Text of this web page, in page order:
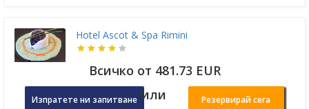
Hotel Ascot & Spa Rimini
Всичко от 481.73 EUR
Изпратете ни запитване или Резервирай сега